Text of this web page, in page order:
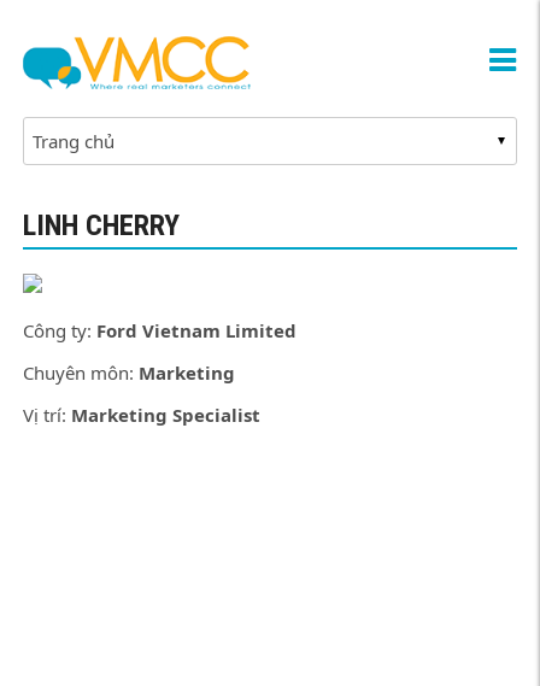
LINH CHERRY
Công ty: Ford Vietnam Limited
Chuyên môn: Marketing
Vị trí: Marketing Specialist